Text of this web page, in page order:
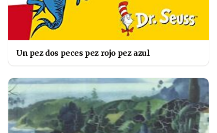
Un pez dos peces pez rojo pez azul